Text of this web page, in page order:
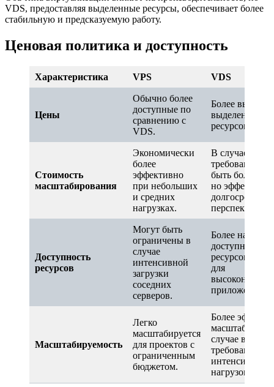
VDS, предоставляя выделенные ресурсы, обеспечивает более
стабильную и предсказуемую работу.
Ценовая политика и доступность
Характеристика VPS VDS
Цены
Обычно более
доступные по
сравнению с
VDS.
Более высокие
выделенных
ресурсов.
Стоимость
масштабирования
Экономически
более
эффективно
при небольших
и средних
нагрузках.
В случае
требований
быть более
но
долгосрочной
перспективе.
Доступность
ресурсов
Могут быть
ограничены в
случае
интенсивной
загрузки
соседних
серверов.
Более
доступность
ресурсов, что
для
приложений.
Масштабируемость
Легко
масштабируется
для проектов с
ограниченным
бюджетом.
Более
случае
требований и
интенсивных
нагрузок.